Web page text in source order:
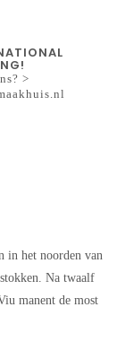
>
in het noorden van
Na twaalf
manent de most